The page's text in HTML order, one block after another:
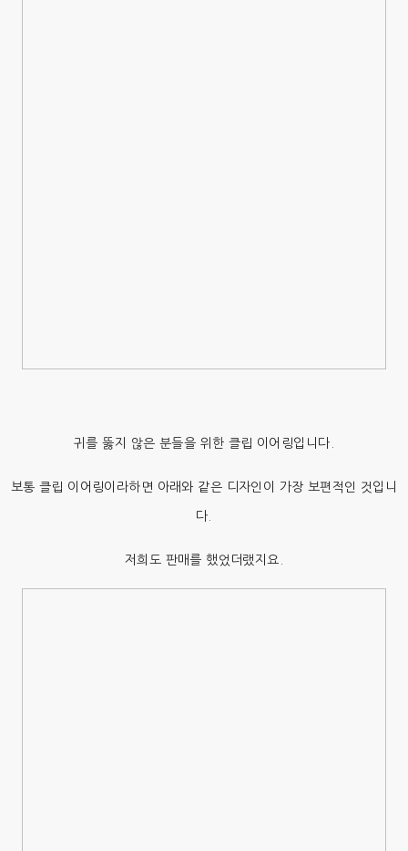
귀를 뚫지 않은 분들을 위한 클립 이어링입니다.
보통 클립 이어링이라하면 아래와 같은 디자인이 가장 보편적인 것입니
다.
저희도 판매를 했었더랬지요.